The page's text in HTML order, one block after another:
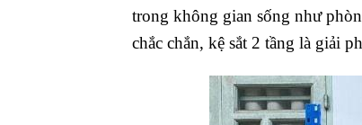
trong không gian sống như
chắc chắn, kệ sắt 2 tầng là giải